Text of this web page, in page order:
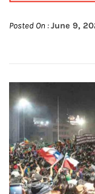
Posted On :June 9,